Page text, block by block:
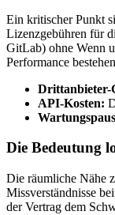
Ein kritischer Punkt
Lizenzgebühren für
GitLab) ohne Wenn
Performance
Drittanbieter-
API-Kosten:
Die Bedeutung
Die räumliche Nähe
Missverständnisse
der Vertrag dem